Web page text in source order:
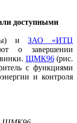
доступными
иЗАО «ИТЦ
о завершении
ЩМК96(рис.
с функциями
и контроля